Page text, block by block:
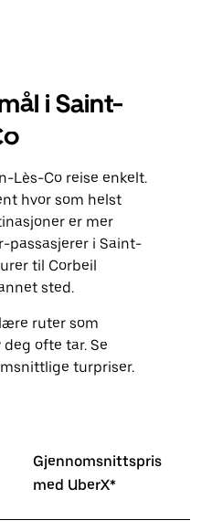
i Saint-
Lès-Co reise enkelt.
hvor som helst
er mer
passasjerer i Saint-
til Corbeil
sted.
ruter som
ofte tar. Se
turpriser.
Gjennomsnittspris
med UberX*